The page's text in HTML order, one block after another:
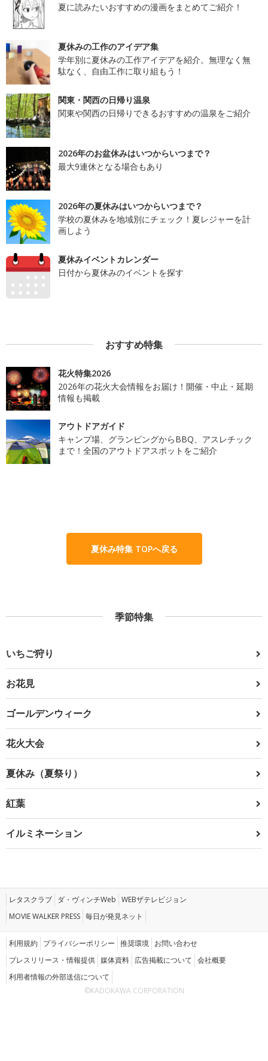
夏に読みたいおすすめの漫画をまとめてご紹介！
夏休みの工作のアイデア集
学年別に夏休みの工作アイデアを紹介。無理なく無
駄なく、自由工作に取り組もう！
関東・関西の日帰り温泉
関東や関西の日帰りできるおすすめの温泉をご紹介
2026年のお盆休みはいつからいつまで？
最大9連休となる場合もあり
2026年の夏休みはいつからいつまで？
学校の夏休みを地域別にチェック！夏レジャーを計
画しよう
夏休みイベントカレンダー
日付から夏休みのイベントを探す
おすすめ特集
花火特集2026
2026年の花火大会情報をお届け！開催・中止・延期
情報も掲載
アウトドアガイド
キャンプ場、グランピングからBBQ、アスレチック
まで！全国のアウトドアスポットをご紹介
夏休み特集 TOPへ戻る
季節特集
いちご狩り
お花見
ゴールデンウィーク
花火大会
夏休み（夏祭り）
紅葉
イルミネーション
レタスクラブ ダ・ヴィンチWeb WEBザテレビジョン
MOVIE WALKER PRESS 毎日が発見ネット
利用規約 プライバシーポリシー 推奨環境 お問い合わせ
プレスリリース・情報提供 媒体資料 広告掲載について 会社概要
利用者情報の外部送信について
©KADOKAWA CORPORATION